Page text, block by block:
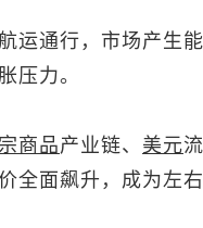
运通行，市场产生
压力。
商品产业链、 美元
全面飙升，成为左右